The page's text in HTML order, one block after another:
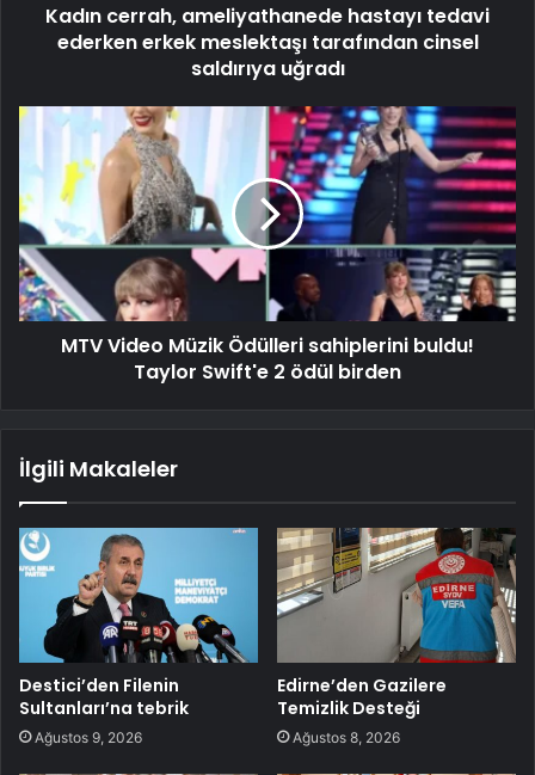
Kadın cerrah, ameliyathanede hastayı tedavi
ederken erkek meslektaşı tarafından cinsel
saldırıya uğradı
MTV Video Müzik Ödülleri sahiplerini buldu!
Taylor Swift'e 2 ödül birden
İlgili Makaleler
Destici’den Filenin
Sultanları’na tebrik
Ağustos 9, 2026
Edirne’den Gazilere
Temizlik Desteği
Ağustos 8, 2026